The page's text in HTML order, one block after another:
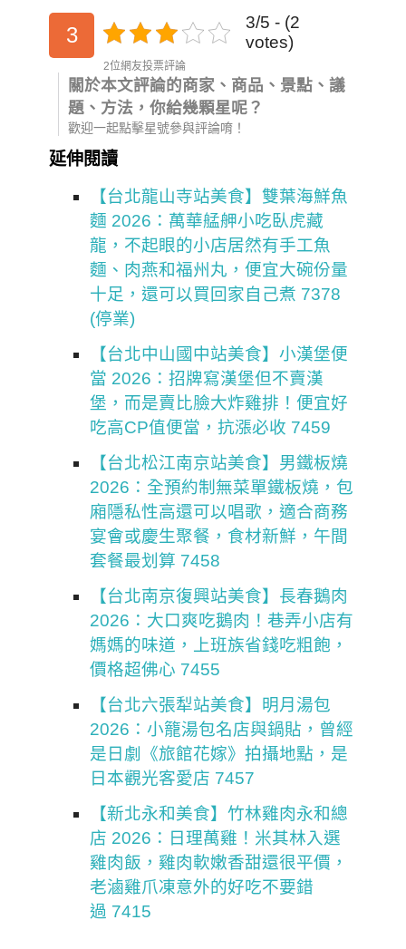
3
3/5 - (2
votes)
2位網友投票評論
關於本文評論的商家、商品、景點、議
題、方法，你給幾顆星呢？
歡迎一起點擊星號參與評論唷！
延伸閱讀
【台北龍山寺站美食】雙葉海鮮魚
麵 2026：萬華艋舺小吃臥虎藏
龍，不起眼的小店居然有手工魚
麵、肉燕和福州丸，便宜大碗份量
十足，還可以買回家自己煮 7378
(停業)
【台北中山國中站美食】小漢堡便
當 2026：招牌寫漢堡但不賣漢
堡，而是賣比臉大炸雞排！便宜好
吃高CP值便當，抗漲必收 7459
【台北松江南京站美食】男鐵板燒
2026：全預約制無菜單鐵板燒，包
廂隱私性高還可以唱歌，適合商務
宴會或慶生聚餐，食材新鮮，午間
套餐最划算 7458
【台北南京復興站美食】長春鵝肉
2026：大口爽吃鵝肉！巷弄小店有
媽媽的味道，上班族省錢吃粗飽，
價格超佛心 7455
【台北六張犁站美食】明月湯包
2026：小籠湯包名店與鍋貼，曾經
是日劇《旅館花嫁》拍攝地點，是
日本觀光客愛店 7457
【新北永和美食】竹林雞肉永和總
店 2026：日理萬雞！米其林入選
雞肉飯，雞肉軟嫩香甜還很平價，
老滷雞爪凍意外的好吃不要錯
過 7415